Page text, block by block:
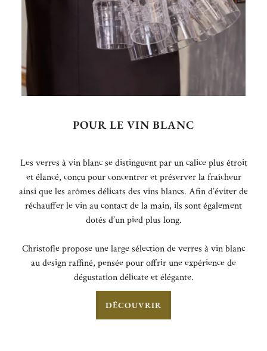
POUR LE VIN BLANC
Les verres à vin blanc se distinguent par un calice plus étroit
et élancé, conçu pour concentrer et préserver la fraîcheur
ainsi que les arômes délicats des vins blancs. Afin d’éviter de
réchauffer le vin au contact de la main, ils sont également
dotés d’un pied plus long.
Christofle propose une large sélection de verres à vin blanc
au design raffiné, pensée pour offrir une expérience de
dégustation délicate et élégante.
DÉCOUVRIR